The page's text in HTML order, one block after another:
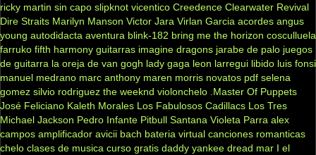
ricky martin sin capo slipknot vicentico Creedence Clearwater Revival
Dire Straits Marilyn Manson Victor Jara Virlan Garcia acordes angus
young autodidacta aventura blink-182 bring me the horizon cosculluela
farruko fifth harmony guitarras imagine dragons jarabe de palo juegos
de guitarra la oreja de van gogh lady gaga leon larregui libido luis fonsi
manuel medrano marc anthony maren morris novatos pdf selena
gomez silvio rodriguez the weeknd violonchelo .Master Of Puppets
José Feliciano Kaleth Morales Los Fabulosos Cadillacs Los Tres
Michael Jackson Pedro Infante Pitbull Santana Violeta Parra alex
campos amplificador avicii bach bateria virtual canciones romanticas
chelo clases de musica curso gratis daddy yankee dread mar I el